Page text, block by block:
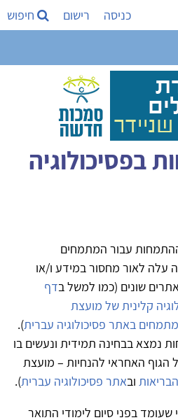
כניסה רישום חיפוש
בפסיכולוגיה
ההתמחות עבור המתמחים
עלה לאור מחסור במידע ו/או
שונים (כמו למשל בדף
קלינית של מועצת
באתר פסיכולוגיה עברית).
נמצא בבחינה תמידית ונעשים בו
הגוף האחראי להנחיות – מועצת
ובאתר פסיכולוגיה עברית).
בפני סיום לימודי התואר